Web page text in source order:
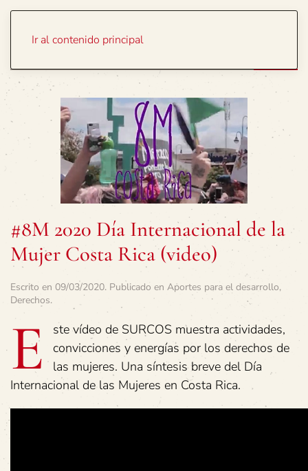
Ir al contenido principal
#8M 2020 Día Internacional de la
Mujer Costa Rica (video)
Escrito en 09/03/2020. Publicado en Aportes para el desarrollo,
Derechos.
E
ste vídeo de SURCOS muestra actividades,
convicciones y energías por los derechos de
las mujeres. Una síntesis breve del Día
Internacional de las Mujeres en Costa Rica.